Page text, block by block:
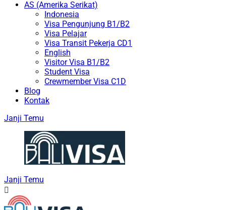
AS (Amerika Serikat)
Indonesia
Visa Pengunjung B1/B2
Visa Pelajar
Visa Transit Pekerja CD1
English
Visitor Visa B1/B2
Student Visa
Crewmember Visa C1D
Blog
Kontak
Janji Temu
Janji Temu